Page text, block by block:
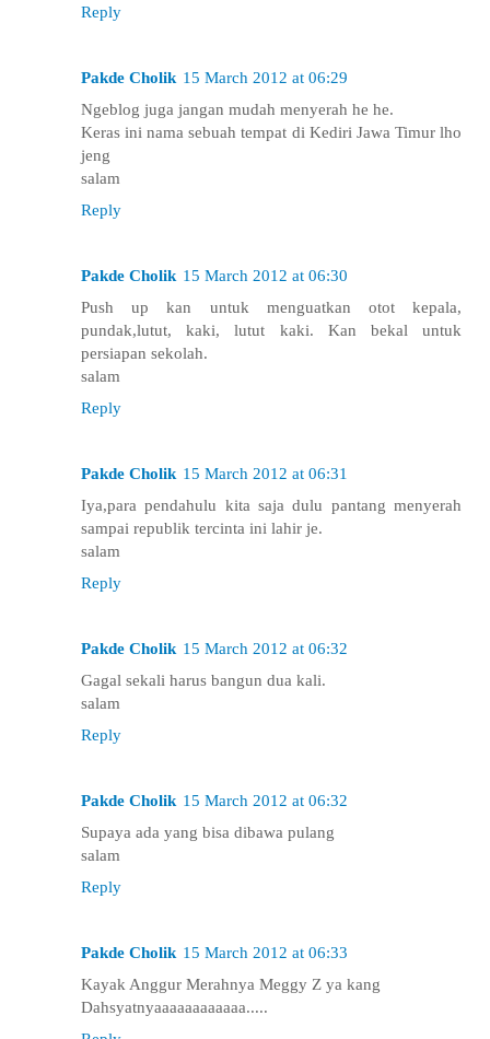
Reply
Pakde Cholik 15 March 2012 at 06:29
Ngeblog juga jangan mudah menyerah he he.
Keras ini nama sebuah tempat di Kediri Jawa Timur lho
jeng
salam
Reply
Pakde Cholik 15 March 2012 at 06:30
Push up kan untuk menguatkan otot kepala,
pundak,lutut, kaki, lutut kaki. Kan bekal untuk
persiapan sekolah.
salam
Reply
Pakde Cholik 15 March 2012 at 06:31
Iya,para pendahulu kita saja dulu pantang menyerah
sampai republik tercinta ini lahir je.
salam
Reply
Pakde Cholik 15 March 2012 at 06:32
Gagal sekali harus bangun dua kali.
salam
Reply
Pakde Cholik 15 March 2012 at 06:32
Supaya ada yang bisa dibawa pulang
salam
Reply
Pakde Cholik 15 March 2012 at 06:33
Kayak Anggur Merahnya Meggy Z ya kang
Dahsyatnyaaaaaaaaaaaa.....